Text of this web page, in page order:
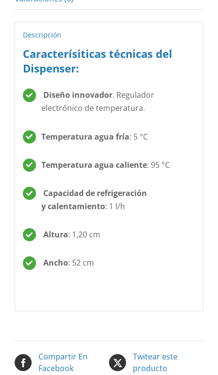
Descripción
Caracterísiticas técnicas del
Dispenser:
Diseño innovador. Regulador
electrónico de temperatura.
Temperatura agua fría: 5 °C
Temperatura agua caliente: 95 °C
Capacidad de refrigeración
y calentamiento: 1 l/h
Altura: 1,20 cm
Ancho: 52 cm
Compartir En
Facebook
Twitear este
producto